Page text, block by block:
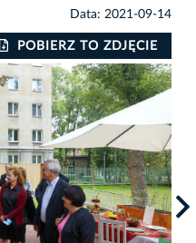
Data: 2021-09-14
POBIERZ TO ZDJĘCIE